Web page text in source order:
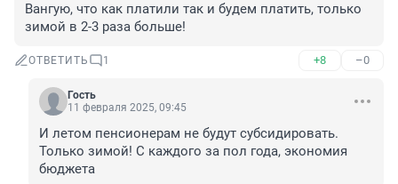
Вангую, что как платили так и будем платить, только
зимой в 2-3 раза больше!
ОТВЕТИТЬ 1 +8 –0
Гость
11 февраля 2025, 09:45
И летом пенсионерам не будут субсидировать.
Только зимой! С каждого за пол года, экономия
бюджета